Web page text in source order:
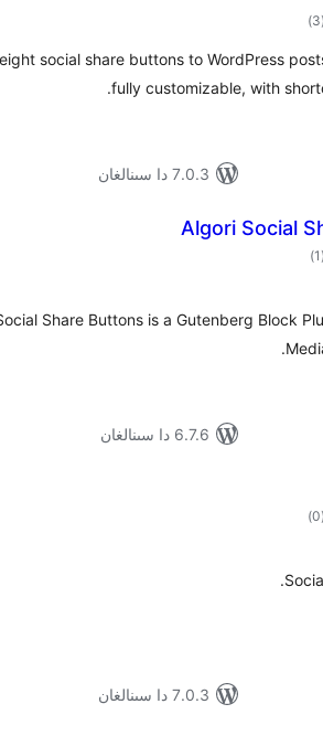
(3 ئومۇمىي
دەرىجە)
social share buttons to WordPress
fully customizable, with
7.0.3 دا سىنالغان
Algori Social
(1 ئومۇمىي
دەرىجە)
Share Buttons is a Gutenberg Block
6.7.6 دا سىنالغان
(0 ئومۇمىي
دەرىجە
)
7.0.3 دا سىنالغان